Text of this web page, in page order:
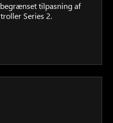
tilpasning af
Series 2.